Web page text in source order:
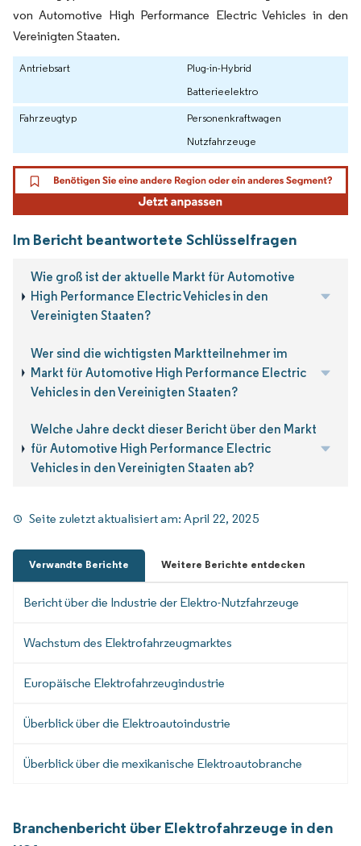
von Automotive High Performance Electric Vehicles in den
Vereinigten Staaten.
Antriebsart
Plug-in-Hybrid
Batterieelektro
Fahrzeugtyp
Personenkraftwagen
Nutzfahrzeuge
Im Bericht beantwortete Schlüsselfragen
Wie groß ist der aktuelle Markt für Automotive
High Performance Electric Vehicles in den
Vereinigten Staaten?
Wer sind die wichtigsten Marktteilnehmer im
Markt für Automotive High Performance Electric
Vehicles in den Vereinigten Staaten?
Welche Jahre deckt dieser Bericht über den Markt
für Automotive High Performance Electric
Vehicles in den Vereinigten Staaten ab?
Seite zuletzt aktualisiert am:April 22, 2025
Verwandte Berichte Weitere Berichte entdecken
Bericht über die Industrie der Elektro-Nutzfahrzeuge
Wachstum des Elektrofahrzeugmarktes
Europäische Elektrofahrzeugindustrie
Überblick über die Elektroautoindustrie
Überblick über die mexikanische Elektroautobranche
Branchenbericht über Elektrofahrzeuge in den